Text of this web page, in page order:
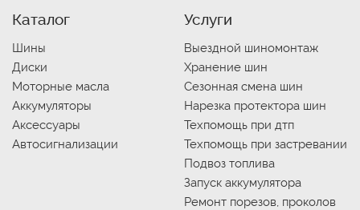
Каталог
Шины
Диски
Моторные масла
Аккумуляторы
Аксессуары
Автосигнализации
Услуги
Выездной шиномонтаж
Хранение шин
Сезонная смена шин
Нарезка протектора шин
Техпомощь при дтп
Техпомощь при застревании
Подвоз топлива
Запуск аккумулятора
Ремонт порезов, проколов